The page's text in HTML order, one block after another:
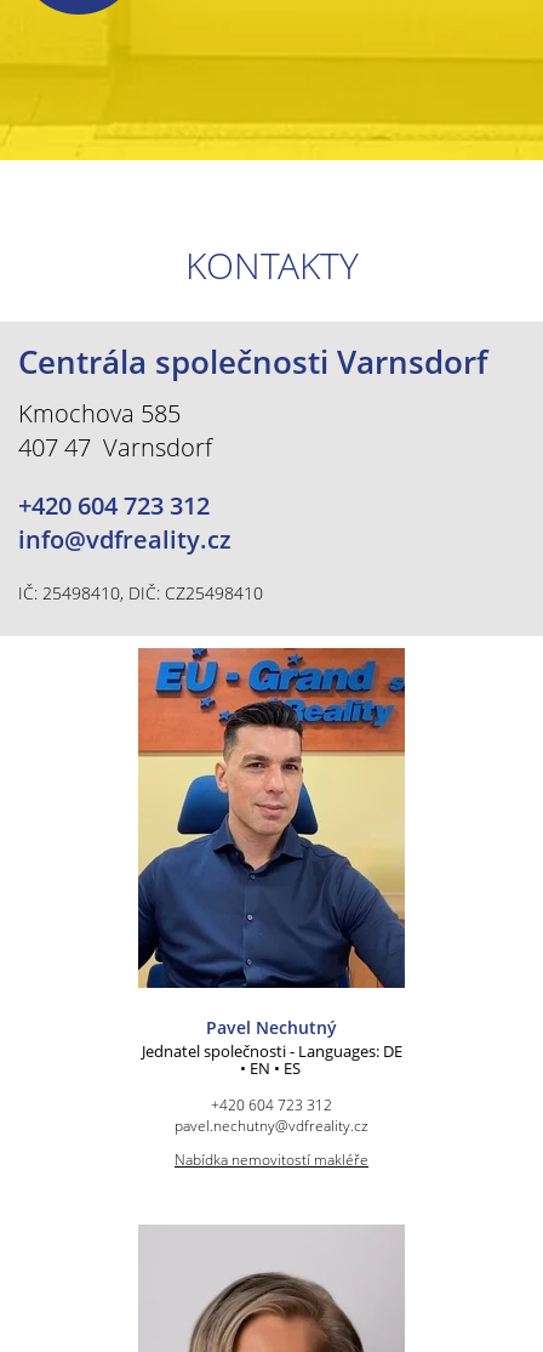
KONTAKTY
Centrála společnosti Varnsdorf
Kmochova 585
407 47 Varnsdorf
+420 604 723 312
info@vdfreality.cz
IČ: 25498410, DIČ: CZ25498410
Pavel Nechutný
Jednatel společnosti - Languages: DE
• EN • ES
+420 604 723 312
pavel.nechutny@vdfreality.cz
Nabídka nemovitostí makléře